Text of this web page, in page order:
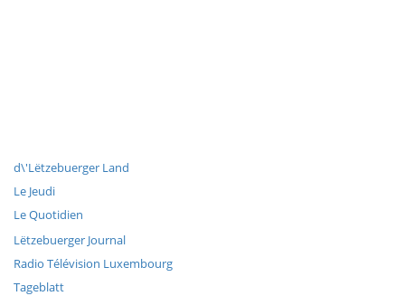
d\'Lëtzebuerger Land
Le Jeudi
Le Quotidien
Lëtzebuerger Journal
Radio Télévision Luxembourg
Tageblatt